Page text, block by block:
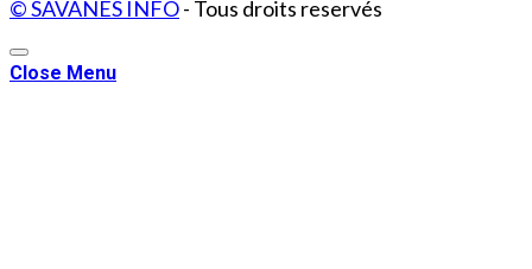
© SAVANES INFO- Tous droits reservés
Close Menu